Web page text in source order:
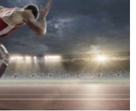
საქართველოს
გაკეთება მოუწევს...
ჯდომის“
შეიძლება
- მირიან
ანალიზი
რომელიც 29 წელი